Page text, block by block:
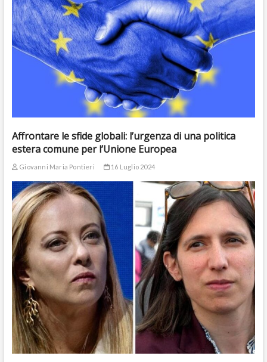
Affrontare le sfide globali: l’urgenza di una politica
estera comune per l’Unione Europea
Giovanni Maria Pontieri 16 Luglio 2024